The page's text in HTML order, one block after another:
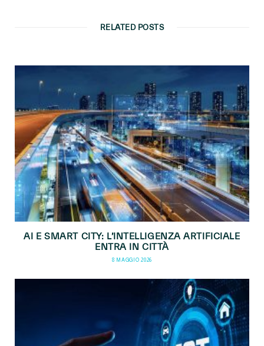
RELATED POSTS
AI E SMART CITY: L’INTELLIGENZA ARTIFICIALE
ENTRA IN CITTÀ
8 MAGGIO 2026